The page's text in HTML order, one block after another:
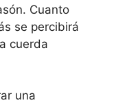
Cuanto
se percibirá
cuerda
una